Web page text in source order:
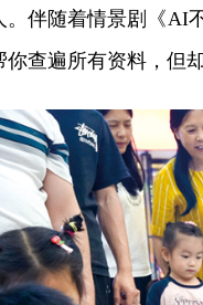
。伴随着情景剧《AI
你查遍所有资料，但